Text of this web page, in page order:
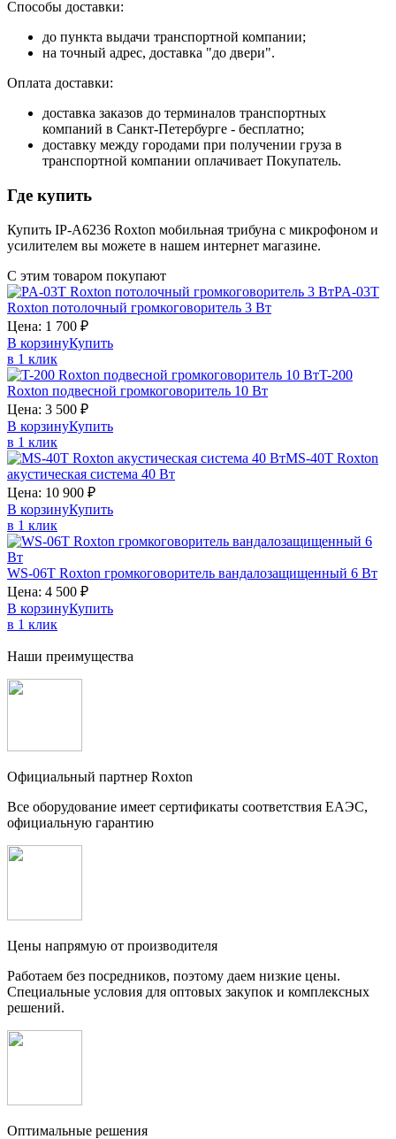
Способы доставки:
до пункта выдачи транспортной компании;
на точный адрес, доставка "до двери".
Оплата доставки:
доставка заказов до терминалов транспортных
компаний в Санкт-Петербурге - бесплатно;
доставку между городами при получении груза в
транспортной компании оплачивает Покупатель.
Где купить
Купить IP-A6236 Roxton мобильная трибуна с микрофоном и
усилителем вы можете в нашем интернет магазине.
С этим товаром покупают
PA-03T
Roxton потолочный громкоговоритель 3 Вт
Цена: 1 700 ₽
В корзинуКупить
в 1 клик
T-200
Roxton подвесной громкоговоритель 10 Вт
Цена: 3 500 ₽
В корзинуКупить
в 1 клик
MS-40T Roxton
акустическая система 40 Вт
Цена: 10 900 ₽
В корзинуКупить
в 1 клик
WS-06T Roxton громкоговоритель вандалозащищенный 6 Вт
Цена: 4 500 ₽
В корзинуКупить
в 1 клик
Наши преимущества
Официальный партнер Roxton
Все оборудование имеет сертификаты соответствия ЕАЭС,
официальную гарантию
Цены напрямую от производителя
Работаем без посредников, поэтому даем низкие цены.
Специальные условия для оптовых закупок и комплексных
решений.
Оптимальные решения